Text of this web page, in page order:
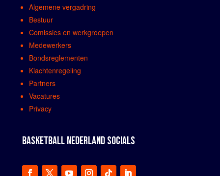
Algemene vergadring
Bestuur
Comissies en werkgroepen
Medewerkers
Bondsreglementen
Klachtenregeling
Partners
Vacatures
Privacy
BASKETBALL NEDERLAND SOCIALS